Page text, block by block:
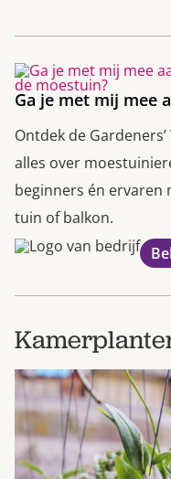
Ga je met mij mee
Ontdek de
alles over
beginners én ervaren
tuin of balkon.